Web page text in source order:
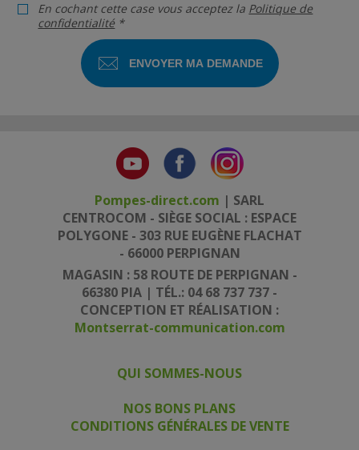
En cochant cette case vous acceptez la Politique de
confidentialité*
Pompes-direct.com | SARL
CENTROCOM - SIÈGE SOCIAL : ESPACE
POLYGONE - 303 RUE EUGÈNE FLACHAT
- 66000 PERPIGNAN
MAGASIN : 58 ROUTE DE PERPIGNAN -
66380 PIA | TÉL.: 04 68 737 737 -
CONCEPTION ET RÉALISATION :
Montserrat-communication.com
QUI SOMMES-NOUS
NOS BONS PLANS
CONDITIONS GÉNÉRALES DE VENTE